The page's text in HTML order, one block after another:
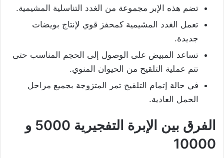
تضم هذه الإبر مجموعة من الغدد التناسلية المشيمية.
تعمل الغدد المشيمية كمحفز قوي لإنتاج بويضات
جديدة.
تساعد المبيض على الوصول إلى الحجم المناسب حتى
تتم عملية التلقيح من الحيوان المنوي.
في حالة إتمام التلقيح تمر المتزوجة بجميع مراحل
الحمل العادية.
الفرق بين الإبرة التفجيرية
5000 و
10000